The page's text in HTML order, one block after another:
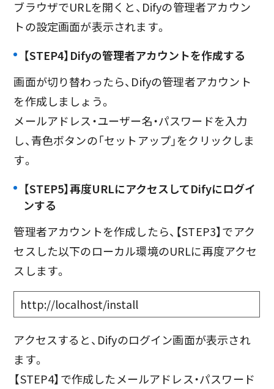
ブラウザでURLを開くと、Difyの管理者アカウン
トの設定画面が表示されます。
【STEP4】Difyの管理者アカウントを作成する
画面が切り替わったら、Difyの管理者アカウント
を作成しましょう。
メールアドレス・ユーザー名・パスワードを入力
し、青色ボタンの「セットアップ」をクリックしま
す。
【STEP5】再度URLにアクセスしてDifyにログイ
ンする
管理者アカウントを作成したら、【STEP3】でアク
セスした以下のローカル環境のURLに再度アクセ
スします。
http://localhost/install
アクセスすると、Difyのログイン画面が表示され
ます。
【STEP4】で作成したメールアドレス・パスワード